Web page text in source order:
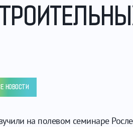
НОВОСТИ
на полевом семинаре